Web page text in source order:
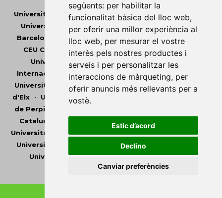
següents: per habilitar la
funcionalitat bàsica del lloc web,
per oferir una millor experiència al
lloc web, per mesurar el vostre
interès pels nostres productes i
serveis i per personalitzar les
interaccions de màrqueting, per
oferir anuncis més rellevants per a
vostè.
Estic d’acord
Declino
Canviar preferències
Universitat Abat Oliba CEU • Universitat d'Alacant
Universitat d'Andorra •
Universitat Autònoma de
Barcelona
Universitat de Barcelona •
Universitat
CEU Cardenal Herrera
• Universitat de Girona
Universitat de les Illes Balears
•Universitat
Internacional de Catalunya
• Universitat Jaume I
Universitat de Lleida
Universitat Miguel Hernández
d'Elx• Universitat Oberta de Catalunya
de Perpinyà Via Domitia
Catalunya
Universitat Pompeu Fabra
Universitat Ramon Llull
Universitat Rovira i Virgili
Universitat de Sàsser
Universitat de València•Universitat de Vic -
Universitat Central de Catalunya